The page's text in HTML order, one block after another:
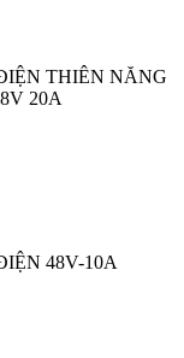
THIÊN NĂNG
20A
48V-10A